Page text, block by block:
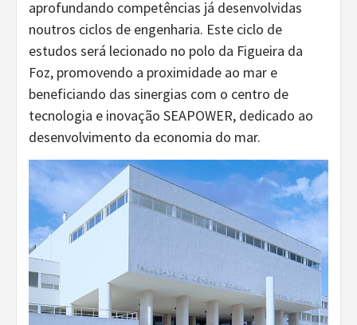
aprofundando competências já desenvolvidas
noutros ciclos de engenharia. Este ciclo de
estudos será lecionado no polo da Figueira da
Foz, promovendo a proximidade ao mar e
beneficiando das sinergias com o centro de
tecnologia e inovação SEAPOWER, dedicado ao
desenvolvimento da economia do mar.